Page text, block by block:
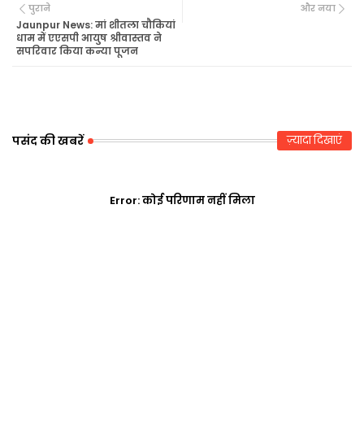
tte
और नया
पुराने
Jaunpur News: मां शीतला चौकियां
धाम में एएसपी आयुष श्रीवास्तव ने
सपरिवार किया कन्या पूजन
पसंद की खबरें ज़्यादा दिखाएं
Error:कोई परिणाम नहीं मिला